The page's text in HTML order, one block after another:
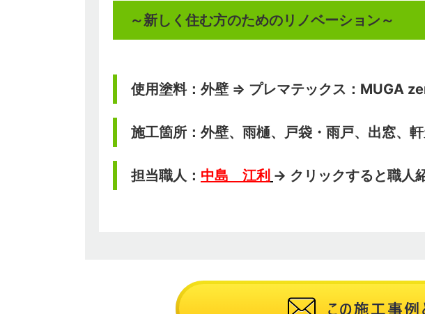
～新しく住む方のためのリノベーション～
使用塗料：外壁 ⇒ プレマテックス：MUGA
施工箇所：外壁、雨樋、戸袋・雨戸、出窓、軒
担当職人： 中島 江利 → クリックすると職人